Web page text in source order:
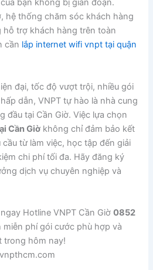
bạn không bị gián đoạn.
hệ thống chăm sóc khách hàng
hỗ trợ khách hàng trên toàn
cần lắp internet wifi vnpt tại quận
đại, tốc độ vượt trội, nhiều gói
dẫn, VNPT tự hào là nhà cung
đầu tại Cần Giờ. Việc lựa chọn
Cần Giờ không chỉ đảm bảo kết
từ làm việc, học tập đến giải
chi phí tối đa. Hãy đăng ký
dịch vụ chuyên nghiệp và
Hotline VNPT Cần Giờ0852
phí gói cước phù hợp và
trong hôm nay!